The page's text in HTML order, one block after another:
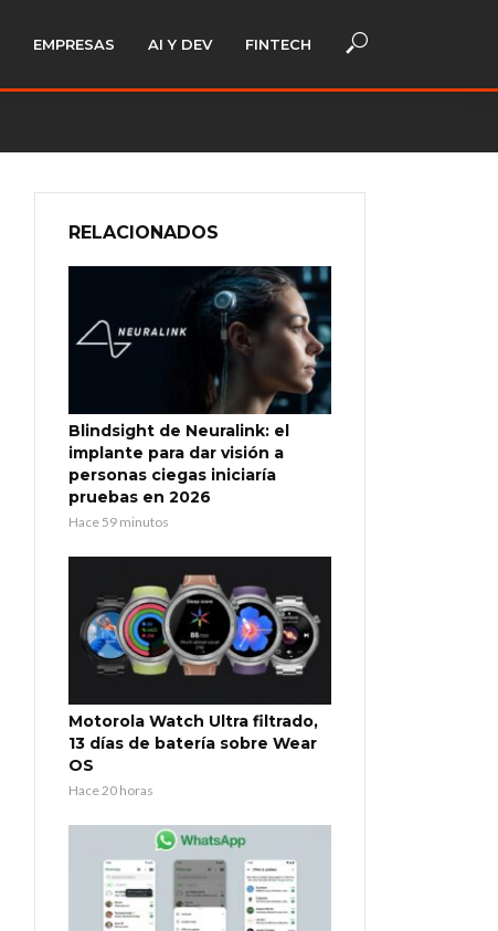
EMPRESAS AI Y DEV FINTECH
RELACIONADOS
Blindsight de Neuralink: el
implante para dar visión a
personas ciegas iniciaría
pruebas en 2026
Hace 59 minutos
Motorola Watch Ultra filtrado,
13 días de batería sobre Wear
OS
Hace 20 horas